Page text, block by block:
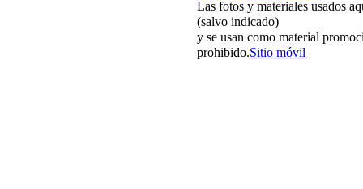
Las fotos y materiales usados
(salvo indicado)
y se usan como material
prohibido.Sitio móvil